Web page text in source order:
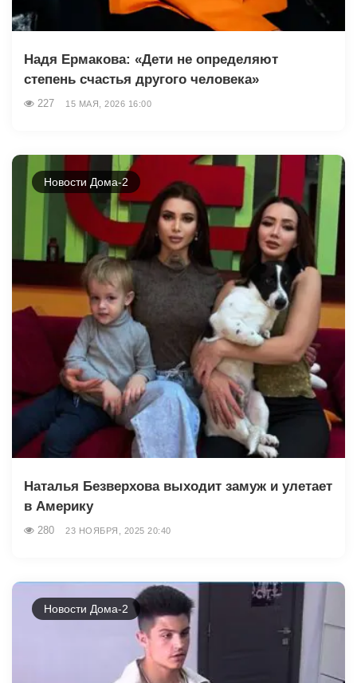
Надя Ермакова: «Дети не определяют
степень счастья другого человека»
227 15 МАЯ, 2026 16:00
Новости Дома-2
Наталья Безверхова выходит замуж и улетает
в Америку
280 23 НОЯБРЯ, 2025 20:40
Новости Дома-2